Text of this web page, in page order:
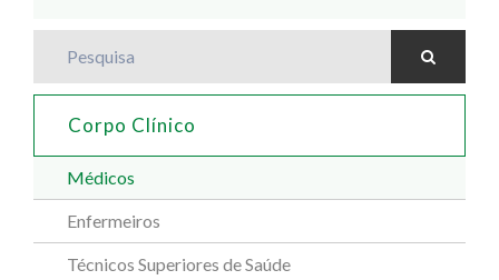
Corpo Clínico
Médicos
Enfermeiros
Técnicos Superiores de Saúde